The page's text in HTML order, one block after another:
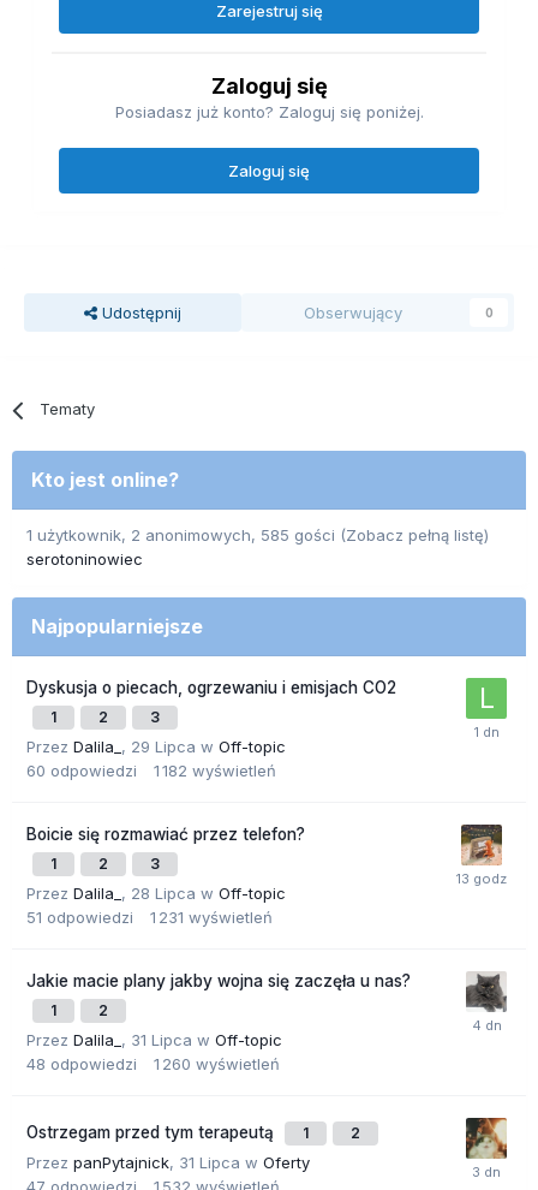
Zarejestruj się
Zaloguj się
Posiadasz już konto? Zaloguj się poniżej.
Zaloguj się
Udostępnij Obserwujący 0
Tematy
Kto jest online?
1 użytkownik, 2 anonimowych, 585 gości (Zobacz pełną listę)
serotoninowiec
Najpopularniejsze
Dyskusja o piecach, ogrzewaniu i emisjach CO2
1 2 3
Przez Dalila_ , 29 Lipca w Off-topic
60 odpowiedzi 1 182 wyświetleń
Boicie się rozmawiać przez telefon?
1 2 3
Przez Dalila_ , 28 Lipca w Off-topic
51 odpowiedzi 1 231 wyświetleń
Jakie macie plany jakby wojna się zaczęła u nas?
1 2
Przez Dalila_ , 31 Lipca w Off-topic
48 odpowiedzi 1 260 wyświetleń
Ostrzegam przed tym terapeutą 1 2
Przez panPytajnick, 31 Lipca w Oferty